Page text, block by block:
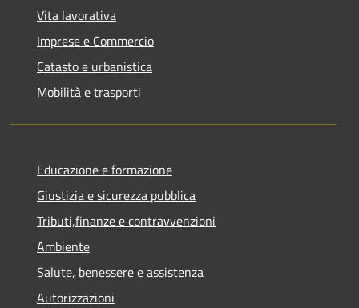
Vita lavorativa
Imprese e Commercio
Catasto e urbanistica
Mobilità e trasporti
Educazione e formazione
Giustizia e sicurezza pubblica
Tributi,finanze e contravvenzioni
Ambiente
Salute, benessere e assistenza
Autorizzazioni